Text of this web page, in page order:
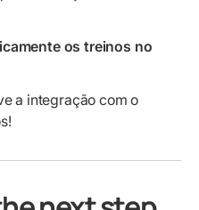
os treinos no
a integração com o